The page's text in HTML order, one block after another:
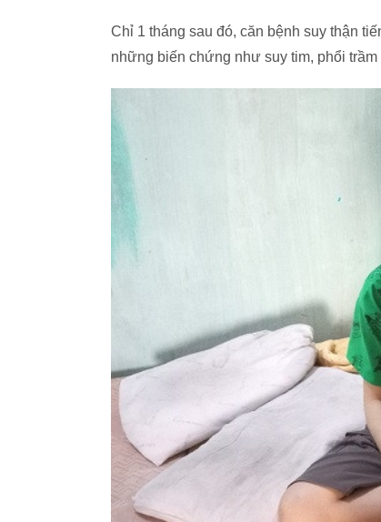
Chỉ 1 tháng sau đó, căn bệnh suy thận
những biến chứng như suy tim, phổi